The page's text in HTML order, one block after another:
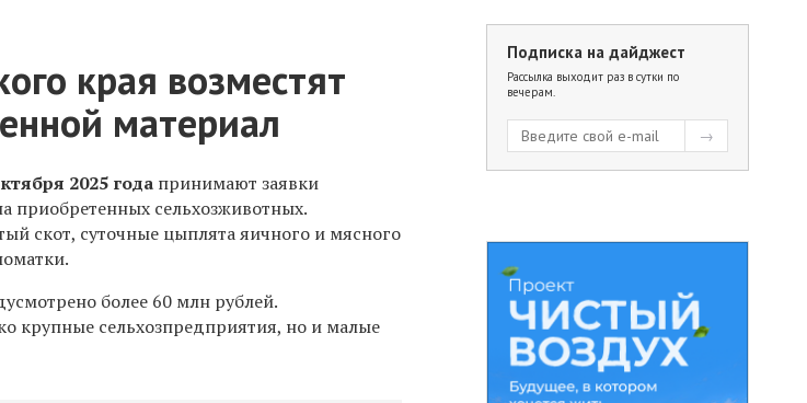
края возместят
материал
2025 года принимают заявки
приобретенных сельхозживотных.
скот, суточные цыплята яичного и мясного
более 60 млн рублей.
крупные сельхозпредприятия, но и малые
Подписка на дайджест
Рассылка выходит раз в сутки по
вечерам.